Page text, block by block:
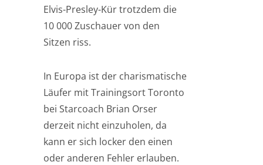
Elvis-Presley-Kür trotzdem die
10 000 Zuschauer von den
Sitzen riss.
In Europa ist der charismatische
Läufer mit Trainingsort Toronto
bei Starcoach Brian Orser
derzeit nicht einzuholen, da
kann er sich locker den einen
oder anderen Fehler erlauben.